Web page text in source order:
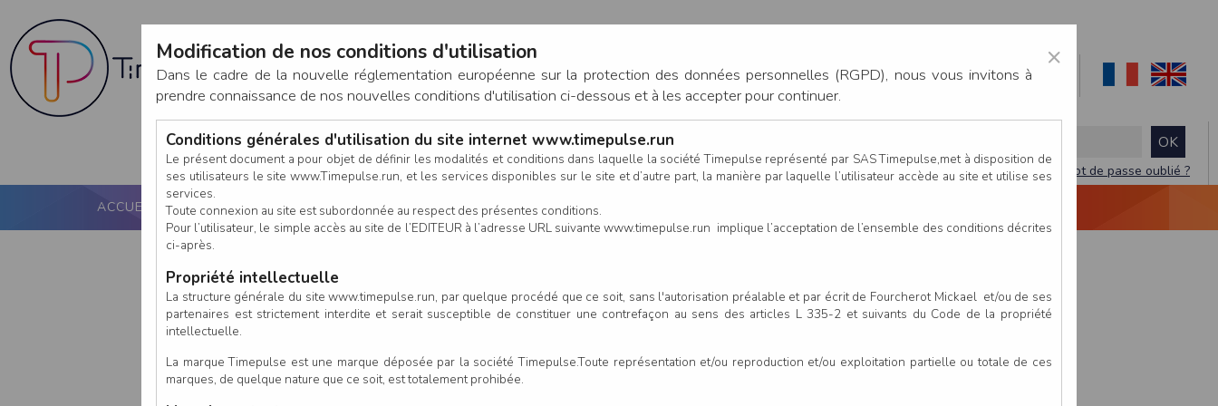
CONNEXION
Mot de passe oublié ?
ACCUEIL PUCE ACTIVE NOS SERVICES CALENDRIER RÉSULTATS
×
Modification de nos conditions d'utilisation
Dans le cadre de la nouvelle réglementation européenne sur la protection des données personnelles (RGPD), nous vous invitons à
prendre connaissance de nos nouvelles conditions d'utilisation ci-dessous et à les accepter pour continuer.
Conditions générales d'utilisation du site internet www.timepulse.run
Le présent document a pour objet de définir les modalités et conditions dans laquelle la société Timepulse représenté par SAS Timepulse,met à disposition de
ses utilisateurs le site www.Timepulse.run, et les services disponibles sur le site et d’autre part, la manière par laquelle l’utilisateur accède au site et utilise ses
services.
Toute connexion au site est subordonnée au respect des présentes conditions.
Pour l’utilisateur, le simple accès au site de l’EDITEUR à l’adresse URL suivante www.timepulse.run implique l’acceptation de l’ensemble des conditions décrites
ci-après.
Propriété intellectuelle
La structure générale du site www.timepulse.run, par quelque procédé que ce soit, sans l'autorisation préalable et par écrit de Fourcherot Mickael et/ou de ses
partenaires est strictement interdite et serait susceptible de constituer une contrefaçon au sens des articles L 335-2 et suivants du Code de la propriété
intellectuelle.
La marque Timepulse est une marque déposée par la société Timepulse.Toute représentation et/ou reproduction et/ou exploitation partielle ou totale de ces
marques, de quelque nature que ce soit, est totalement prohibée.